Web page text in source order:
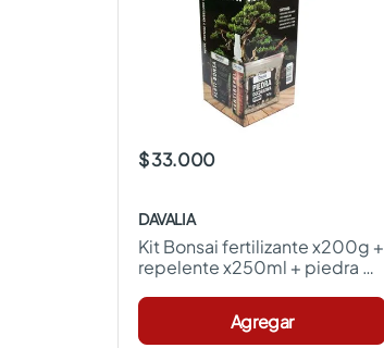
$ 33.000
DAVALIA
Kit Bonsai fertilizante x200g +
repelente x250ml + piedra
Agregar